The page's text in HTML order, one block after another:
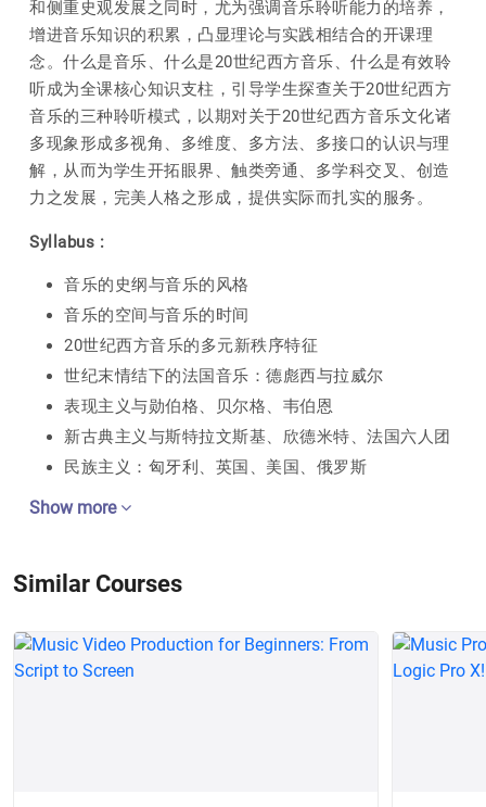
和侧重史观发展之同时，尤为强调音乐聆听能力的培养，
增进音乐知识的积累，凸显理论与实践相结合的开课理
念。什么是音乐、什么是20世纪西方音乐、什么是有效聆
听成为全课核心知识支柱，引导学生探查关于20世纪西方
音乐的三种聆听模式，以期对关于20世纪西方音乐文化诸
多现象形成多视角、多维度、多方法、多接口的认识与理
解，从而为学生开拓眼界、触类旁通、多学科交叉、创造
力之发展，完美人格之形成，提供实际而扎实的服务。
Syllabus :
音乐的史纲与音乐的风格
音乐的空间与音乐的时间
20世纪西方音乐的多元新秩序特征
世纪末情结下的法国音乐：德彪西与拉威尔
表现主义与勋伯格、贝尔格、韦伯恩
新古典主义与斯特拉文斯基、欣德米特、法国六人团
民族主义：匈牙利、英国、美国、俄罗斯
Show more
Similar Courses